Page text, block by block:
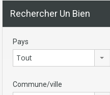
Rechercher Un Bien
Pays
Tout
Commune/ville